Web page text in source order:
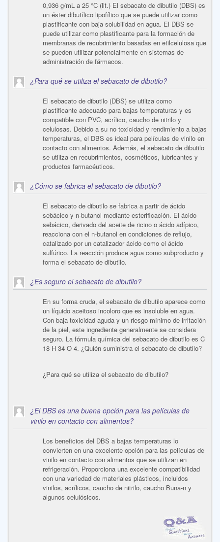
0,936 g/mL a 25 °C (lit.) El sebacato de dibutilo (DBS) es
un éster dibutílico lipofílico que se puede utilizar como
plastificante con baja solubilidad en agua. El DBS se
puede utilizar como plastificante para la formación de
membranas de recubrimiento basadas en etilcelulosa que
se pueden utilizar potencialmente en sistemas de
administración de fármacos.
¿Para qué se utiliza el sebacato de dibutilo?
El sebacato de dibutilo (DBS) se utiliza como
plastificante adecuado para bajas temperaturas y es
compatible con PVC, acrílico, caucho de nitrilo y
celulosas. Debido a su no toxicidad y rendimiento a bajas
temperaturas, el DBS es ideal para películas de vinilo en
contacto con alimentos. Además, el sebacato de dibutilo
se utiliza en recubrimientos, cosméticos, lubricantes y
productos farmacéuticos.
¿Cómo se fabrica el sebacato de dibutilo?
El sebacato de dibutilo se fabrica a partir de ácido
sebácico y n-butanol mediante esterificación. El ácido
sebácico, derivado del aceite de ricino o ácido adípico,
reacciona con el n-butanol en condiciones de reflujo,
catalizado por un catalizador ácido como el ácido
sulfúrico. La reacción produce agua como subproducto y
forma el sebacato de dibutilo.
¿Es seguro el sebacato de dibutilo?
En su forma cruda, el sebacato de dibutilo aparece como
un líquido aceitoso incoloro que es insoluble en agua.
Con baja toxicidad aguda y un riesgo mínimo de irritación
de la piel, este ingrediente generalmente se considera
seguro. La fórmula química del sebacato de dibutilo es C
18 H 34 O 4. ¿Quién suministra el sebacato de dibutilo?
¿Para qué se utiliza el sebacato de dibutilo?
¿El DBS es una buena opción para las películas de
vinilo en contacto con alimentos?
Los beneficios del DBS a bajas temperaturas lo
convierten en una excelente opción para las películas de
vinilo en contacto con alimentos que se utilizan en
refrigeración. Proporciona una excelente compatibilidad
con una variedad de materiales plásticos, incluidos
vinilos, acrílicos, caucho de nitrilo, caucho Buna-n y
algunos celulósicos.